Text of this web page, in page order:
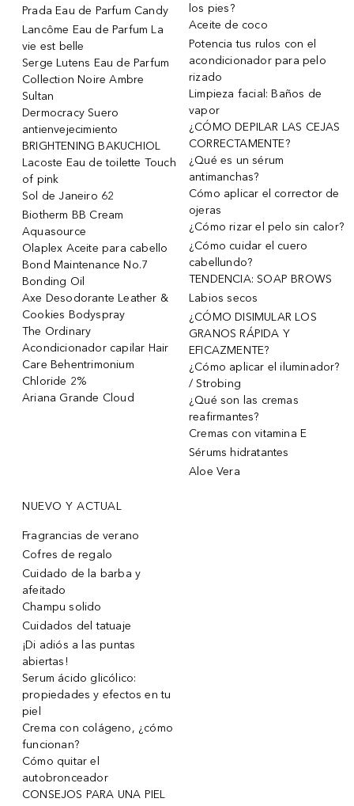
Prada Eau de Parfum Candy
Lancôme Eau de Parfum La
vie est belle
Serge Lutens Eau de Parfum
Collection Noire Ambre
Sultan
Dermocracy Suero
antienvejecimiento
BRIGHTENING BAKUCHIOL
Lacoste Eau de toilette Touch
of pink
Sol de Janeiro 62
Biotherm BB Cream
Aquasource
Olaplex Aceite para cabello
Bond Maintenance No.7
Bonding Oil
Axe Desodorante Leather &
Cookies Bodyspray
The Ordinary
Acondicionador capilar Hair
Care Behentrimonium
Chloride 2%
Ariana Grande Cloud
los pies?
Aceite de coco
Potencia tus rulos con el
acondicionador para pelo
rizado
Limpieza facial: Baños de
vapor
¿CÓMO DEPILAR LAS CEJAS
CORRECTAMENTE?
¿Qué es un sérum
antimanchas?
Cómo aplicar el corrector de
ojeras
¿Cómo rizar el pelo sin calor?
¿Cómo cuidar el cuero
cabellundo?
TENDENCIA: SOAP BROWS
Labios secos
¿CÓMO DISIMULAR LOS
GRANOS RÁPIDA Y
EFICAZMENTE?
¿Cómo aplicar el iluminador?
/ Strobing
¿Qué son las cremas
reafirmantes?
Cremas con vitamina E
Sérums hidratantes
Aloe Vera
NUEVO Y ACTUAL
Fragrancias de verano
Cofres de regalo
Cuidado de la barba y
afeitado
Champu solido
Cuidados del tatuaje
¡Di adiós a las puntas
abiertas!
Serum ácido glicólico:
propiedades y efectos en tu
piel
Crema con colágeno, ¿cómo
funcionan?
Cómo quitar el
autobronceador
CONSEJOS PARA UNA PIEL